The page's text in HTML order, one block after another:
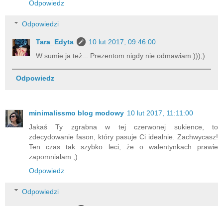
Odpowiedz
Odpowiedzi
Tara_Edyta
10 lut 2017, 09:46:00
W sumie ja też... Prezentom nigdy nie odmawiam:)));)
Odpowiedz
minimalissmo blog modowy 10 lut 2017, 11:11:00
Jakaś Ty zgrabna w tej czerwonej sukience, to
zdecydowanie fason, który pasuje Ci idealnie. Zachwycasz!
Ten czas tak szybko leci, że o walentynkach prawie
zapomniałam ;)
Odpowiedz
Odpowiedzi